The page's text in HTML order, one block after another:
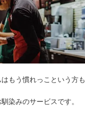
もう慣れっこという方も
染みのサービスです。